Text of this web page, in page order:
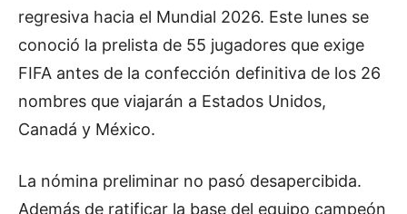
regresiva hacia el Mundial 2026. Este lunes se
conoció la prelista de 55 jugadores que exige
FIFA antes de la confección definitiva de los 26
nombres que viajarán a Estados Unidos,
Canadá y México.
La nómina preliminar no pasó desapercibida.
Además de ratificar la base del equipo campeón